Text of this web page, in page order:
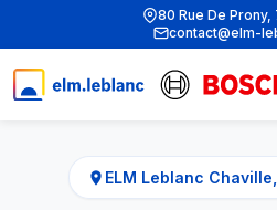
80 Rue De Prony,
contact@elm-
ELM Leblanc